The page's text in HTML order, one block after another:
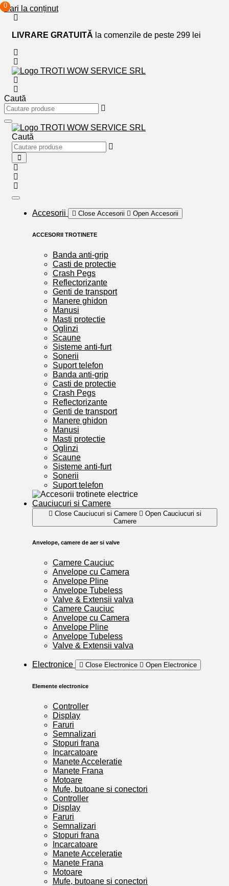
Sari la conținut
LIVRARE GRATUITĂ la comenzile de peste 299 lei
0
Caută
Caută
0
0
Accesorii Close Accesorii Open Accesorii
ACCESORII TROTINETE
Banda anti-grip
Casti de protectie
Crash Pegs
Reflectorizante
Genti de transport
Manere ghidon
Manusi
Masti protectie
Oglinzi
Scaune
Sisteme anti-furt
Sonerii
Suport telefon
Banda anti-grip
Casti de protectie
Crash Pegs
Reflectorizante
Genti de transport
Manere ghidon
Manusi
Masti protectie
Oglinzi
Scaune
Sisteme anti-furt
Sonerii
Suport telefon
Cauciucuri si Camere
Close Cauciucuri si Camere
Open Cauciucuri si
Camere
Anvelope, camere de aer si valve
Camere Cauciuc
Anvelope cu Camera
Anvelope Pline
Anvelope Tubeless
Valve & Extensii valva
Camere Cauciuc
Anvelope cu Camera
Anvelope Pline
Anvelope Tubeless
Valve & Extensii valva
Electronice Close Electronice Open Electronice
Elemente electronice
Controller
Display
Faruri
Semnalizari
Stopuri frana
Incarcatoare
Manete Acceleratie
Manete Frana
Motoare
Mufe, butoane si conectori
Controller
Display
Faruri
Semnalizari
Stopuri frana
Incarcatoare
Manete Acceleratie
Manete Frana
Motoare
Mufe, butoane si conectori